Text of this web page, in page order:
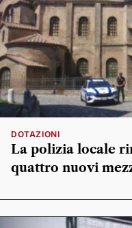
DOTAZIONI
La polizia locale
quattro nuovi